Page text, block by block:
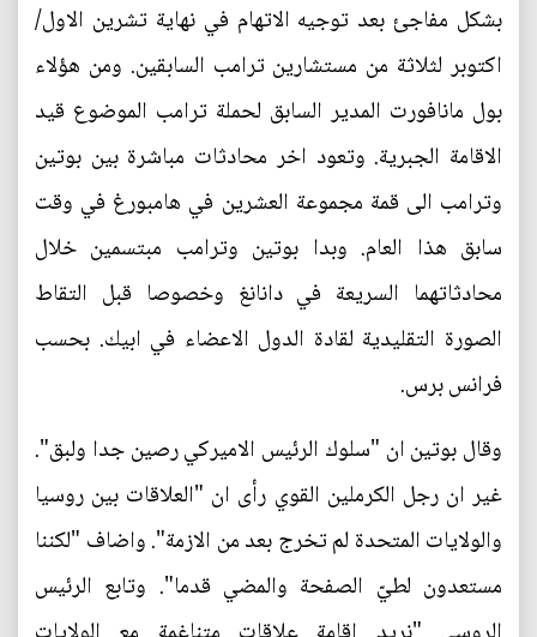
بشكل مفاجئ بعد توجيه الاتهام في نهاية تشرين الاول/
اكتوبر لثلاثة من مستشارين ترامب السابقين. ومن هؤلاء
بول مانافورت المدير السابق لحملة ترامب الموضوع قيد
الاقامة الجبرية. وتعود اخر محادثات مباشرة بين بوتين
وترامب الى قمة مجموعة العشرين في هامبورغ في وقت
سابق هذا العام. وبدا بوتين وترامب مبتسمين خلال
محادثاتهما السريعة في دانانغ وخصوصا قبل التقاط
الصورة التقليدية لقادة الدول الاعضاء في ابيك. بحسب
فرانس برس.
وقال بوتين ان "سلوك الرئيس الاميركي رصين جدا ولبق".
غير ان رجل الكرملين القوي رأى ان "العلاقات بين روسيا
والولايات المتحدة لم تخرج بعد من الازمة". واضاف "لكننا
مستعدون لطيّ الصفحة والمضي قدما". وتابع الرئيس